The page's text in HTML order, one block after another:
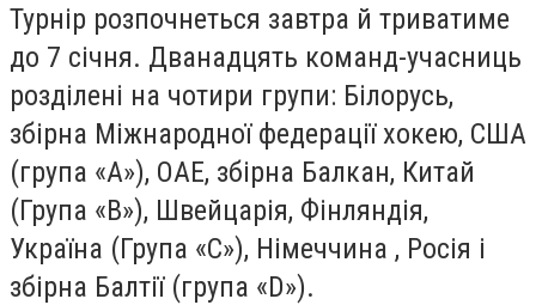
Турнір розпочнеться завтра й триватиме
до 7 січня. Дванадцять команд-учасниць
розділені на чотири групи: Білорусь,
збірна Міжнародної федерації хокею, США
(група «А»), ОАЕ, збірна Балкан, Китай
(Група «В»), Швейцарія, Фінляндія,
Україна (Група «С»), Німеччина , Росія і
збірна Балтії (група «D»).